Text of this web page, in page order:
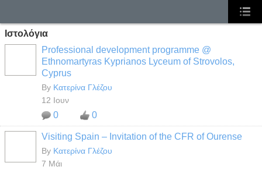
Ιστολόγια
Professional development programme @
Ethnomartyras Kyprianos Lyceum of Strovolos,
Cyprus
By Κατερίνα Γλέζου
12 Ιουν
0 0
Visiting Spain – Invitation of the CFR of Ourense
By Κατερίνα Γλέζου
7 Μάι